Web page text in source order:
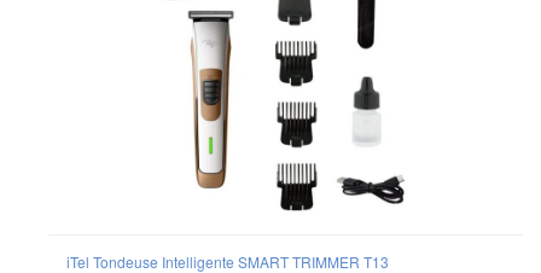
iTel Tondeuse Intelligente SMART TRIMMER T13